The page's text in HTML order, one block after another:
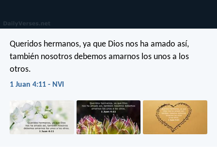
Queridos hermanos, ya que Dios nos ha amado así,
también nosotros debemos amarnos los unos a los
otros.
1 Juan 4:11 - NVI